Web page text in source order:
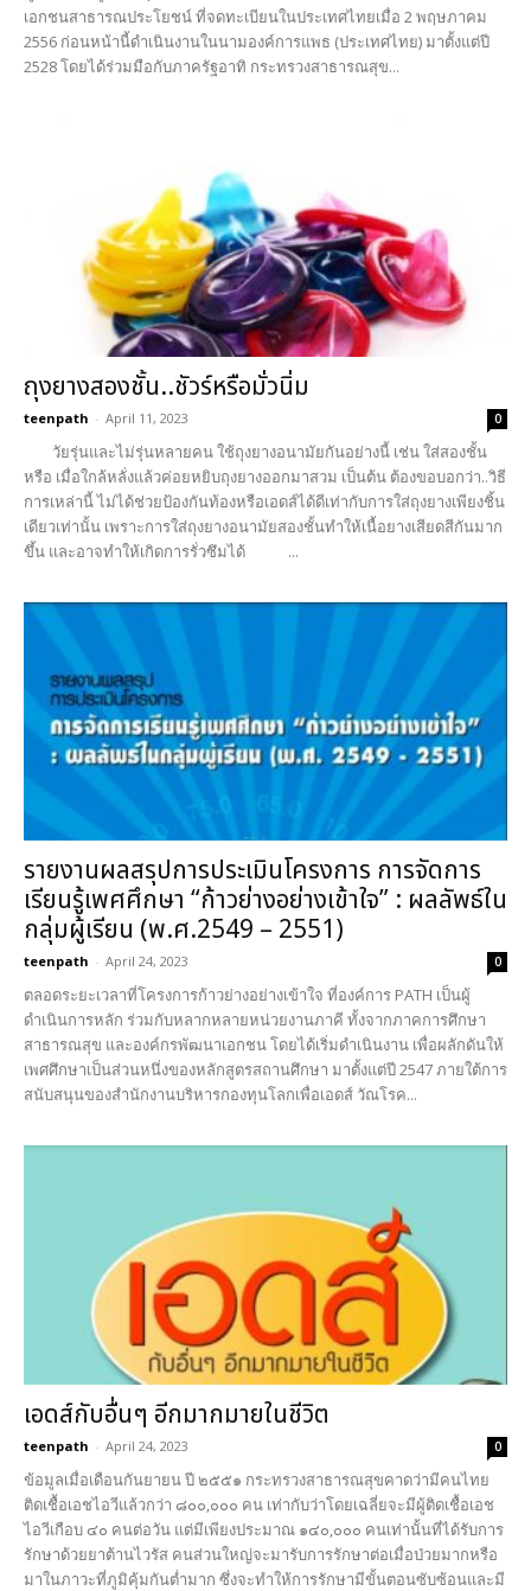
เอกชนสาธารณประโยชน์ ที่จดทะเบียนในประเทศไทยเมื่อ 2 พฤษภาคม
2556 ก่อนหน้านี้ดำเนินงานในนามองค์การแพธ (ประเทศไทย) มาตั้งแต่ปี
2528 โดยได้ร่วมมือกับภาครัฐอาทิ กระทรวงสาธารณสุข...
ถุงยางสองชั้น..ชัวร์หรือมั่วนิ่ม
teenpath - April 11, 2023 0
วัยรุ่นและไม่รุ่นหลายคน ใช้ถุงยางอนามัยกันอย่างนี้ เช่น ใส่สองชั้น
หรือ เมื่อใกล้หลั่งแล้วค่อยหยิบถุงยางออกมาสวม เป็นต้น ต้องขอบอกว่า..วิธี
การเหล่านี้ ไม่ได้ช่วยป้องกันท้องหรือเอดส์ได้ดีเท่ากับการใส่ถุงยางเพียงชิ้น
เดียวเท่านั้น เพราะการใส่ถุงยางอนามัยสองชั้นทำให้เนื้อยางเสียดสีกันมาก
ขึ้น และอาจทำให้เกิดการรั่วซึมได้ ...
รายงานผลสรุปการประเมินโครงการ การจัดการ
เรียนรู้เพศศึกษา “ก้าวย่างอย่างเข้าใจ” : ผลลัพธ์ใน
กลุ่มผู้เรียน (พ.ศ.2549 – 2551)
teenpath - April 24, 2023 0
ตลอดระยะเวลาที่โครงการก้าวย่างอย่างเข้าใจ ที่องค์การ PATH เป็นผู้
ดำเนินการหลัก ร่วมกับหลากหลายหน่วยงานภาคี ทั้งจากภาคการศึกษา
สาธารณสุข และองค์กรพัฒนาเอกชน โดยได้เริ่มดำเนินงาน เพื่อผลักดันให้
เพศศึกษาเป็นส่วนหนึ่งของหลักสูตรสถานศึกษา มาตั้งแต่ปี 2547 ภายใต้การ
สนับสนุนของสำนักงานบริหารกองทุนโลกเพื่อเอดส์ วัณโรค...
เอดส์กับอื่นๆ อีกมากมายในชีวิต
teenpath - April 24, 2023 0
ข้อมูลเมื่อเดือนกันยายน ปี ๒๕๕๑ กระทรวงสาธารณสุขคาดว่ามีคนไทย
ติดเชื้อเอชไอวีแล้วกว่า ๘๐๐,๐๐๐ คน เท่ากับว่าโดยเฉลี่ยจะมีผู้ติดเชื้อเอช
ไอวีเกือบ ๔๐ คนต่อวัน แต่มีเพียงประมาณ ๑๔๐,๐๐๐ คนเท่านั้นที่ได้รับการ
รักษาด้วยยาต้านไวรัส คนส่วนใหญ่จะมารับการรักษาต่อเมื่อป่วยมากหรือ
มาในภาวะที่ภูมิคุ้มกันต่ำมาก ซึ่งจะทำให้การรักษามีขั้นตอนซับซ้อนและมี